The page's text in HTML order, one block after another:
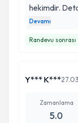
hekimdir.
hastasına
Devamı
Randevu sonrası
Y*** K***
Zamanlama
5.0